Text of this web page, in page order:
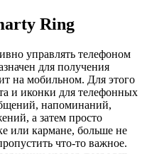
Ring
управлять телефоном
для получения
на мобильном. Для этого
и иконки для телефонных
напоминаний,
а затем просто
или кармане, больше не
что-то важное.